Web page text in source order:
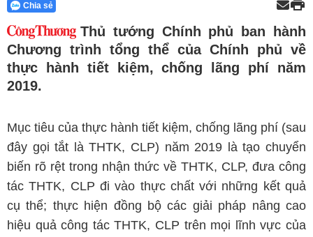
Chia sẻ
Thủ tướng Chính phủ ban hành
Chương trình tổng thể của Chính phủ về
thực hành tiết kiệm, chống lãng phí năm
2019.
Mục tiêu của thực hành tiết kiệm, chống lãng phí (sau
đây gọi tắt là THTK, CLP) năm 2019 là tạo chuyển
biến rõ rệt trong nhận thức về THTK, CLP, đưa công
tác THTK, CLP đi vào thực chất với những kết quả
cụ thể; thực hiện đồng bộ các giải pháp nâng cao
hiệu quả công tác THTK, CLP trên mọi lĩnh vực của